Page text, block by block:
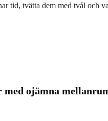
tid, tvätta dem med tvål och
med ojämna